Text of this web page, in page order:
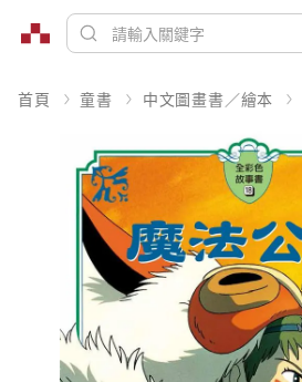
首頁 童書 中文圖畫書／繪本